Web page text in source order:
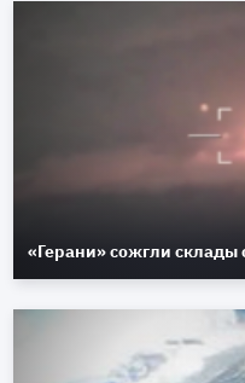
«Герани» сожгли